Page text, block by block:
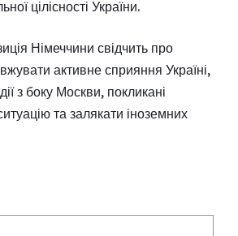
цілісності України.
Німеччини свідчить про
активне сприяння Україні,
з боку Москви, покликані
та залякати іноземних